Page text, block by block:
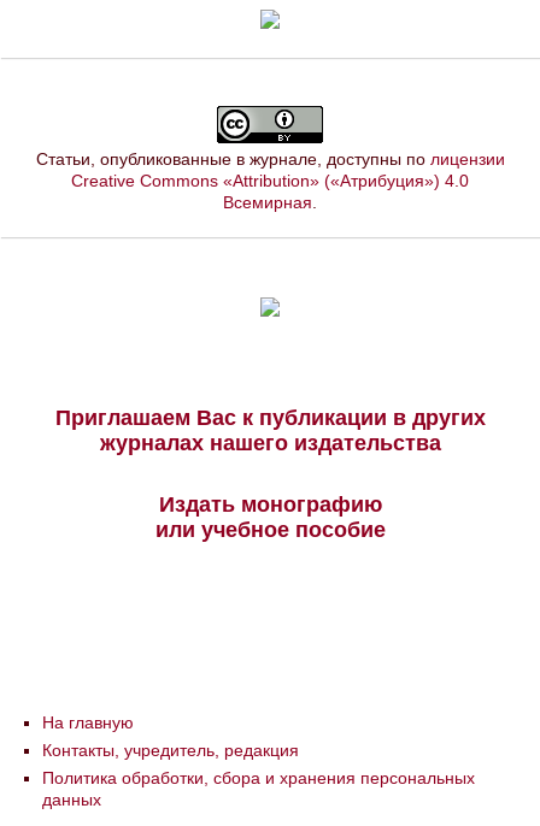
Статьи, опубликованные в журнале, доступны по лицензии
Creative Commons «Attribution» («Атрибуция») 4.0
Всемирная
Приглашаем Вас к публикации в других
журналах нашего издательства
Издать монографию
или учебное пособие
На главную
Контакты, учредитель, редакция
Политика обработки, сбора и хранения персональных
данных